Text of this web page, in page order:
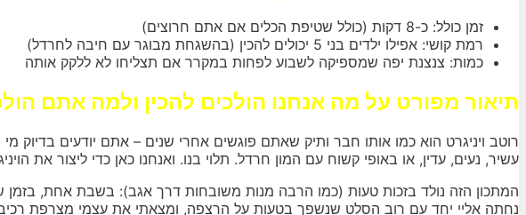
זמן כולל: כ-8 דקות (כולל שטיפת הכלים אם אתם חרוצים)
רמת קושי: אפילו ילדים בני 5 יכולים להכין (בהשגחת מבוגר עם חיבה לחרדל)
כמות: צנצנת יפה שמספיקה לשבוע לפחות במקרר אם תצליחו לא ללקק אותה
תיאור מפורט על מה אנחנו הולכים להכין ולמה אתם
רוטב ויניגרט הוא כמו אותו חבר ותיק שאתם פוגשים אחרי שנים – אתם יודעים
עשיר, נעים, עדין, או באופי קשוח עם המון חרדל. תלוי בנו. ואנחנו כאן כדי ליצור את
המתכון הזה נולד בזכות טעות (כמו הרבה מנות משובחות דרך אגב): בשבת אחת, בזמן
נחתה אליי יחד עם רוב הסלט שנשפך בטעות על הרצפה, ומצאתי את עצמי מצרפת